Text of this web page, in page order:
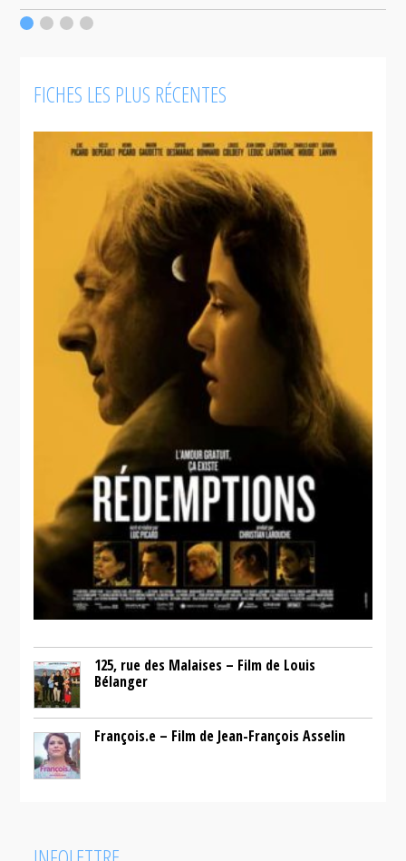
FICHES LES PLUS RÉCENTES
125, rue des Malaises – Film de Louis
Bélanger
François.e – Film de Jean-François Asselin